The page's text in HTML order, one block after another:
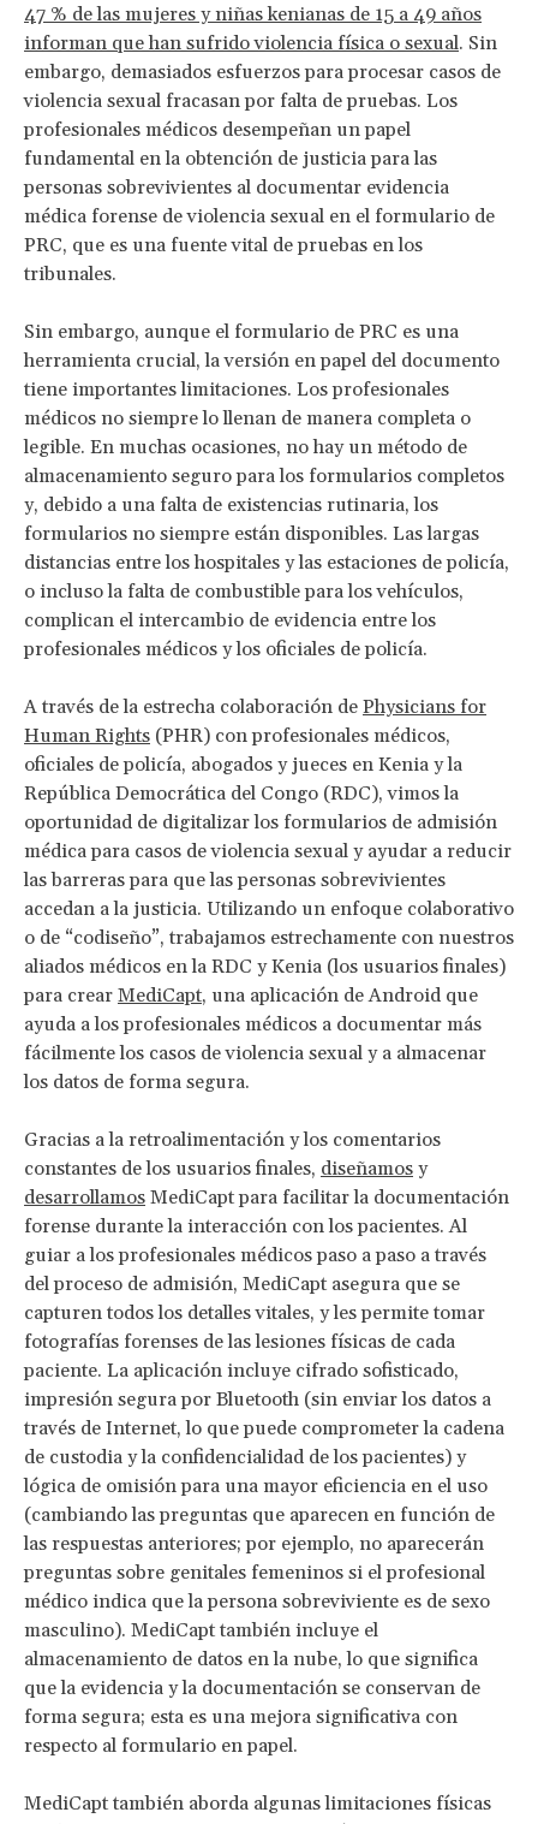
47 % de las mujeres y niñas kenianas de 15 a 49 años
informan que han sufrido violencia física o sexual. Sin
embargo, demasiados esfuerzos para procesar casos de
violencia sexual fracasan por falta de pruebas. Los
profesionales médicos desempeñan un papel
fundamental en la obtención de justicia para las
personas sobrevivientes al documentar evidencia
médica forense de violencia sexual en el formulario de
PRC, que es una fuente vital de pruebas en los
tribunales.
Sin embargo, aunque el formulario de PRC es una
herramienta crucial, la versión en papel del documento
tiene importantes limitaciones. Los profesionales
médicos no siempre lo llenan de manera completa o
legible. En muchas ocasiones, no hay un método de
almacenamiento seguro para los formularios completos
y, debido a una falta de existencias rutinaria, los
formularios no siempre están disponibles. Las largas
distancias entre los hospitales y las estaciones de policía,
o incluso la falta de combustible para los vehículos,
complican el intercambio de evidencia entre los
profesionales médicos y los oficiales de policía.
A través de la estrecha colaboración de Physicians for
Human Rights (PHR) con profesionales médicos,
oficiales de policía, abogados y jueces en Kenia y la
República Democrática del Congo (RDC), vimos la
oportunidad de digitalizar los formularios de admisión
médica para casos de violencia sexual y ayudar a reducir
las barreras para que las personas sobrevivientes
accedan a la justicia. Utilizando un enfoque colaborativo
o de “codiseño”, trabajamos estrechamente con nuestros
aliados médicos en la RDC y Kenia (los usuarios finales)
para crear MediCapt, una aplicación de Android que
ayuda a los profesionales médicos a documentar más
fácilmente los casos de violencia sexual y a almacenar
los datos de forma segura.
Gracias a la retroalimentación y los comentarios
constantes de los usuarios finales, diseñamos y
desarrollamos MediCapt para facilitar la documentación
forense durante la interacción con los pacientes. Al
guiar a los profesionales médicos paso a paso a través
del proceso de admisión, MediCapt asegura que se
capturen todos los detalles vitales, y les permite tomar
fotografías forenses de las lesiones físicas de cada
paciente. La aplicación incluye cifrado sofisticado,
impresión segura por Bluetooth (sin enviar los datos a
través de Internet, lo que puede comprometer la cadena
de custodia y la confidencialidad de los pacientes) y
lógica de omisión para una mayor eficiencia en el uso
(cambiando las preguntas que aparecen en función de
las respuestas anteriores; por ejemplo, no aparecerán
preguntas sobre genitales femeninos si el profesional
médico indica que la persona sobreviviente es de sexo
masculino). MediCapt también incluye el
almacenamiento de datos en la nube, lo que significa
que la evidencia y la documentación se conservan de
forma segura; esta es una mejora significativa con
respecto al formulario en papel.
MediCapt también aborda algunas limitaciones físicas